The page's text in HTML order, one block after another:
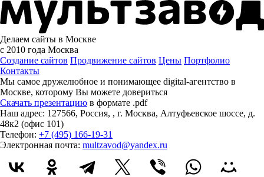
Делаем сайты в Москве
с 2010 года Москва
Создание сайтов Продвижение сайтов Цены Портфолио
Контакты
Мы самое дружелюбное и понимающее digital-агентство в
Москве, которому Вы можете довериться
Скачать презентацию в формате .pdf
Наш адрес: 127566, Россия, , г. Москва, Алтуфьевское шоссе, д.
48к2 (офис 101)
Телефон: +7 (495) 166-19-31
Электронная почта: multzavod@yandex.ru